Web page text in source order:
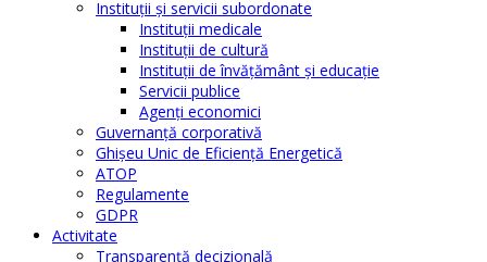
Instituţii şi servicii subordonate
Instituţii medicale
Instituţii de cultură
Instituţii de învăţământ şi educaţie
Servicii publice
Agenţi economici
Guvernanță corporativă
Ghişeu Unic de Eficienţă Energetică
ATOP
Regulamente
GDPR
Activitate
Transparenţă decizională